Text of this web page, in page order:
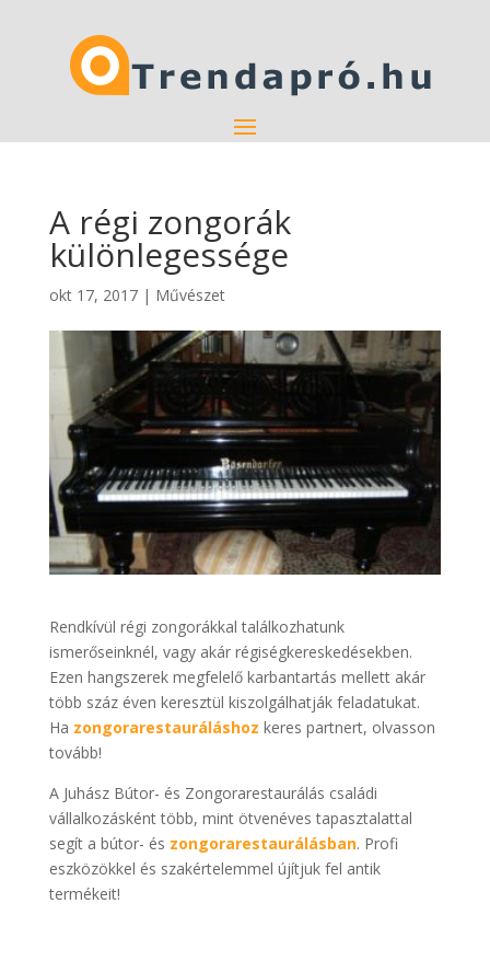
A régi zongorák
különlegessége
okt 17, 2017| Művészet
Rendkívül régi zongorákkal találkozhatunk
ismerőseinknél, vagy akár régiségkereskedésekben.
Ezen hangszerek megfelelő karbantartás mellett akár
több száz éven keresztül kiszolgálhatják feladatukat.
Ha zongorarestauráláshoz keres partnert, olvasson
tovább!
A Juhász Bútor- és Zongorarestaurálás családi
vállalkozásként több, mint ötvenéves tapasztalattal
segít a bútor- és zongorarestaurálásban. Profi
eszközökkel és szakértelemmel újítjuk fel antik
termékeit!